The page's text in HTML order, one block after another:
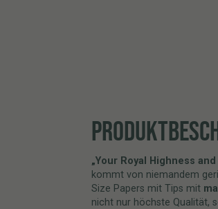
„Your Royal Highness
kommt von niemandem
Size Papers mit Tips mit
nicht nur höchste Qualität,